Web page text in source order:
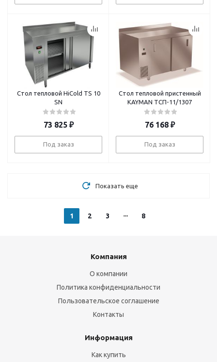
Стол тепловой HiCold TS 10
SN
73 825₽
Под заказ
Стол тепловой пристенный
KAYMAN ТСП-11/1307
76 168₽
Под заказ
Показать еще
1 2 3 8
Компания
О компании
Политика конфиденциальности
Пользовательское соглашение
Контакты
Информация
Как купить